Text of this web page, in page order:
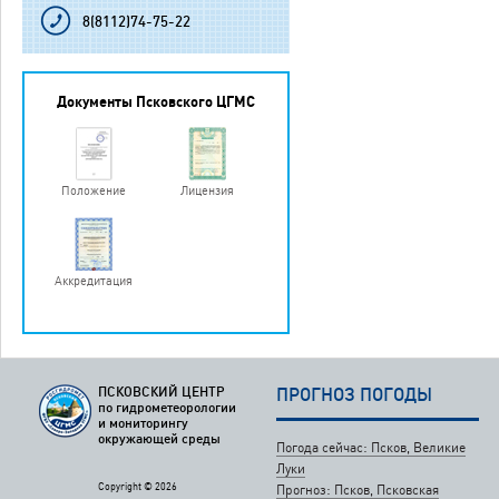
8(8112)74-75-22
Документы Псковского ЦГМС
Положение Лицензия
Аккредитация
ПСКОВСКИЙ ЦЕНТР
по гидрометеорологии
и мониторингу
окружающей среды
Copyright © 2026
ПРОГНОЗ ПОГОДЫ
Погода сейчас: Псков, Великие
Луки
Прогноз: Псков, Псковская